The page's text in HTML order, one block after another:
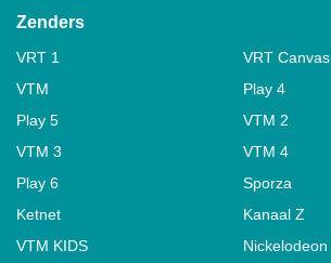
Zenders
VRT 1
VRT Canvas
VTM
Play 4
Play 5
VTM 2
VTM 3
VTM 4
Play 6
Sporza
Ketnet
Kanaal Z
VTM KIDS
Nickelodeon